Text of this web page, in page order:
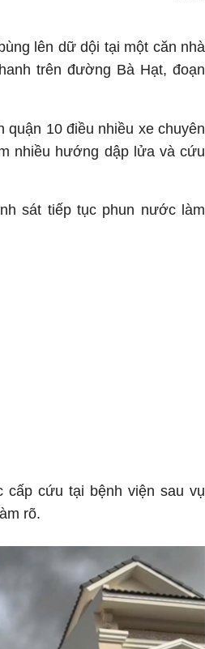
lên dữ dội tại một căn nhà
trên đường Bà Hạt, đoạn
quận 10 điều nhiều xe chuyên
nhiều hướng dập lửa và cứu
sát tiếp tục phun nước làm
cứu tại bệnh viện sau vụ
rõ.